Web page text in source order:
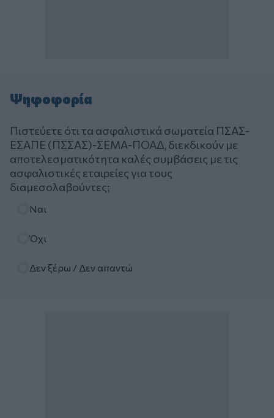
Ψηφοφορία
Πιστεύετε ότι τα ασφαλιστικά σωματεία ΠΣΑΣ-
ΕΣΑΠΕ (ΠΣΣΑΣ)-ΣΕΜΑ-ΠΟΑΔ, διεκδικούν με
αποτελεσματικότητα καλές συμβάσεις με τις
ασφαλιστικές εταιρείες για τους
διαμεσολαβούντες;
Ναι
Όχι
Δεν ξέρω / Δεν απαντώ